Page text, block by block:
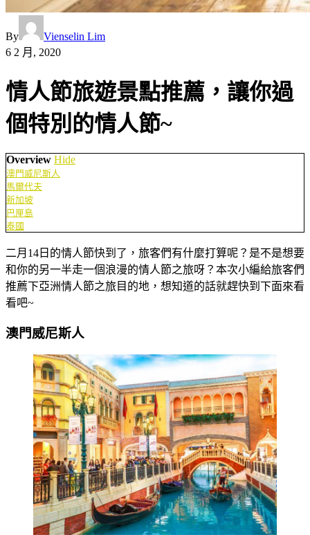
By
Vienselin Lim
6 2 月, 2020
情人節旅遊景點推薦，讓你過
個特別的情人節~
Overview Hide
澳門威尼斯人
馬爾代夫
新加坡
巴厘島
泰國
二月14日的情人節快到了，旅客們有什麼打算呢？是不是想要
和你的另一半走一個浪漫的情人節之旅呀？本次小編給旅客們
推薦下亞洲情人節之旅目的地，想知道的話就趕快到下面來看
看吧~
澳門威尼斯人